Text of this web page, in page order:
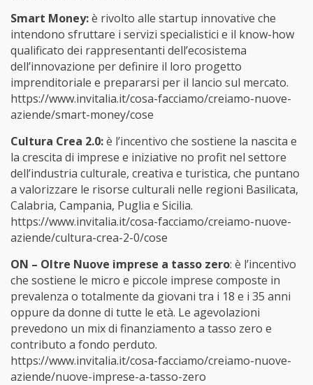
Smart Money:è rivolto alle startup innovative che
intendono sfruttare i servizi specialistici e il know-how
qualificato dei rappresentanti dell’ecosistema
dell’innovazione per definire il loro progetto
imprenditoriale e prepararsi per il lancio sul mercato.
https://www.invitalia.it/cosa-facciamo/creiamo-nuove-
aziende/smart-money/cose
Cultura Crea 2.0:è l’incentivo che sostiene la nascita e
la crescita di imprese e iniziative no profit nel settore
dell’industria culturale, creativa e turistica, che puntano
a valorizzare le risorse culturali nelle regioni Basilicata,
Calabria, Campania, Puglia e Sicilia.
https://www.invitalia.it/cosa-facciamo/creiamo-nuove-
aziende/cultura-crea-2-0/cose
ON – Oltre Nuove imprese a tasso zero: è l’incentivo
che sostiene le micro e piccole imprese composte in
prevalenza o totalmente da giovani tra i 18 e i 35 anni
oppure da donne di tutte le età. Le agevolazioni
prevedono un mix di finanziamento a tasso zero e
contributo a fondo perduto.
https://www.invitalia.it/cosa-facciamo/creiamo-nuove-
aziende/nuove-imprese-a-tasso-zero